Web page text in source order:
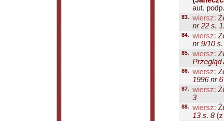
aut.
83. wiersz:
nr 22 s.
84. wiersz:
nr 9/10
85. wiersz:
Przegląd
86. wiersz:
1996 nr
87. wiersz:
3
88. wiersz:
13 s. 8(z